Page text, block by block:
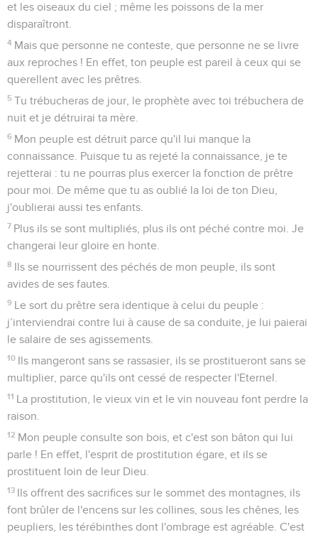
et les oiseaux du ciel ; même les poissons de la mer
disparaîtront.
4 Mais que personne ne conteste, que personne ne se livre
aux reproches ! En effet, ton peuple est pareil à ceux qui se
querellent avec les prêtres.
5 Tu trébucheras de jour, le prophète avec toi trébuchera de
nuit et je détruirai ta mère.
6 Mon peuple est détruit parce qu'il lui manque la
connaissance. Puisque tu as rejeté la connaissance, je te
rejetterai : tu ne pourras plus exercer la fonction de prêtre
pour moi. De même que tu as oublié la loi de ton Dieu,
j'oublierai aussi tes enfants.
7 Plus ils se sont multipliés, plus ils ont péché contre moi. Je
changerai leur gloire en honte.
8 Ils se nourrissent des péchés de mon peuple, ils sont
avides de ses fautes.
9 Le sort du prêtre sera identique à celui du peuple :
j’interviendrai contre lui à cause de sa conduite, je lui paierai
le salaire de ses agissements.
10 Ils mangeront sans se rassasier, ils se prostitueront sans se
multiplier, parce qu'ils ont cessé de respecter l'Eternel.
11 La prostitution, le vieux vin et le vin nouveau font perdre la
raison.
12 Mon peuple consulte son bois, et c'est son bâton qui lui
parle ! En effet, l'esprit de prostitution égare, et ils se
prostituent loin de leur Dieu.
13 Ils offrent des sacrifices sur le sommet des montagnes, ils
font brûler de l'encens sur les collines, sous les chênes, les
peupliers, les térébinthes dont l'ombrage est agréable. C'est